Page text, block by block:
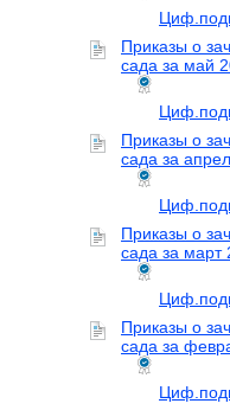
Приказы о
сада за май
Приказы о
сада за
Приказы о
сада за март
Приказы о
сада за